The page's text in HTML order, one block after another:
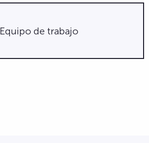
Equipo de trabajo